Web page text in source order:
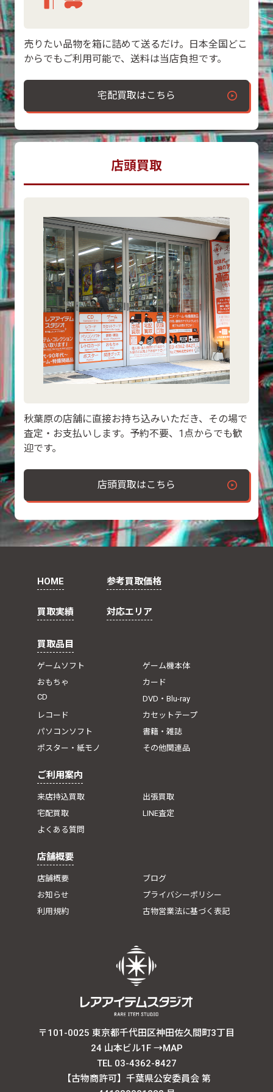
売りたい品物を箱に詰めて送るだけ。日本全国どこ
からでもご利用可能で、送料は当店負担です。
宅配買取はこちら
店頭買取
秋葉原の店舗に直接お持ち込みいただき、その場で
査定・お支払いします。予約不要、1点からでも歓
迎です。
店頭買取はこちら
HOME 参考買取価格
買取実績 対応エリア
買取品目
ゲームソフト
ゲーム機本体
おもちゃ
カード
CD
DVD・Blu-ray
レコード
カセットテープ
パソコンソフト
書籍・雑誌
ポスター・紙モノ
その他関連品
ご利用案内
来店持込買取
出張買取
宅配買取
LINE査定
よくある質問
店舗概要
店舗概要
ブログ
お知らせ
プライバシーポリシー
利用規約
古物営業法に基づく表記
〒101-0025 東京都千代田区神田佐久間町3丁目
24 山本ビル1F →MAP
TEL 03-4362-8427
【古物商許可】千葉県公安委員会 第